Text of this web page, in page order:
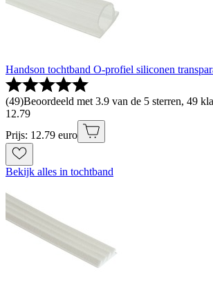
Handson tochtband O-profiel siliconen
(49)Beoordeeld met 3.9 van de 5 sterren, 49
12.79
Prijs: 12.79 euro
Bekijk alles in tochtband